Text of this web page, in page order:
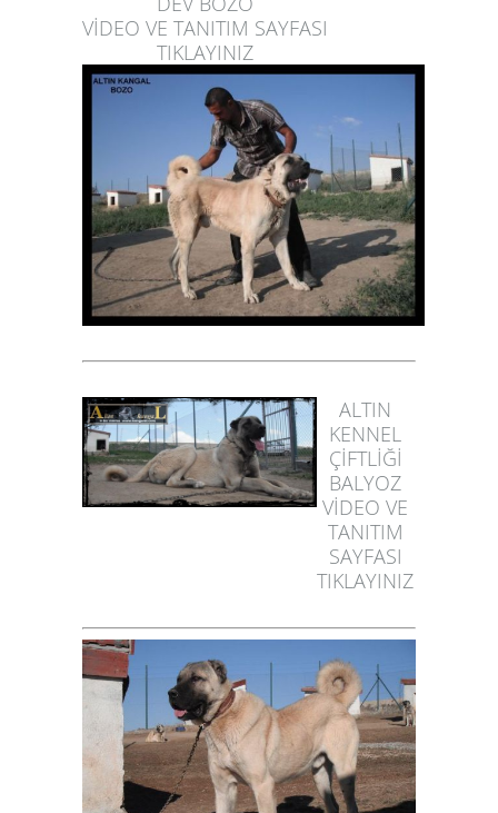
VİDEO VE TANITIM SAYFASI
TIKLAYINIZ
ALTIN
KENNEL
ÇİFTLİĞİ
BALYOZ
VİDEO VE
TANITIM
SAYFASI
TIKLAYINIZ